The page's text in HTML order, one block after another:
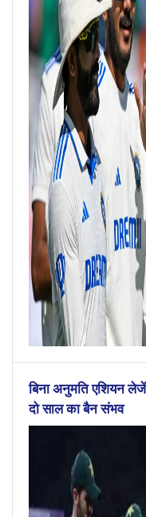
बिना अनुमति एशियन
दो साल का बैन संभव